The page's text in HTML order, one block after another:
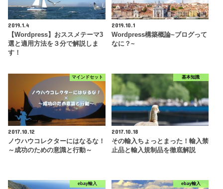
2019.1.4
【Wordpress】おススメテーマ3
選と適用方法を３分で解説しま
す！
2019.10.1
Wordpress構築概論~ブログって
なに？~
マインドセット
2017.10.12
ノウハウコレクターにはなるな！
～成功のための意識と行動～
基本知識
2017.10.18
その輸入ちょっとまった！輸入禁
止品と輸入規制品を徹底解説
ebay輸入 ebay輸入